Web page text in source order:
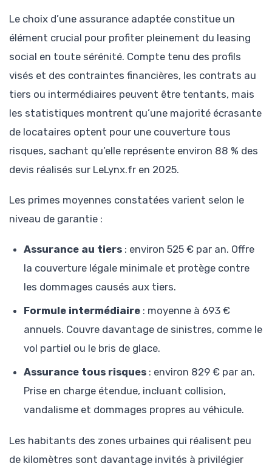
Le choix d’une assurance adaptée constitue un
élément crucial pour profiter pleinement du leasing
social en toute sérénité. Compte tenu des profils
visés et des contraintes financières, les contrats au
tiers ou intermédiaires peuvent être tentants, mais
les statistiques montrent qu’une majorité écrasante
de locataires optent pour une couverture tous
risques, sachant qu’elle représente environ 88 % des
devis réalisés sur LeLynx.fr en 2025.
Les primes moyennes constatées varient selon le
niveau de garantie :
Assurance au tiers : environ 525 € par an. Offre
la couverture légale minimale et protège contre
les dommages causés aux tiers.
Formule intermédiaire : moyenne à 693 €
annuels. Couvre davantage de sinistres, comme le
vol partiel ou le bris de glace.
Assurance tous risques : environ 829 € par an.
Prise en charge étendue, incluant collision,
vandalisme et dommages propres au véhicule.
Les habitants des zones urbaines qui réalisent peu
de kilomètres sont davantage invités à privilégier